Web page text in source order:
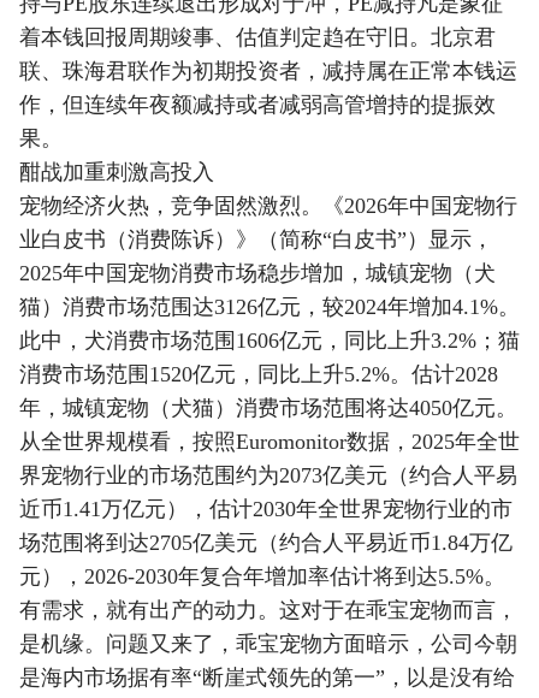
着本钱回报周期竣事、估值判定趋在守旧。北京君
联、珠海君联作为初期投资者，减持属在正常本钱运
作，但连续年夜额减持或者减弱高管增持的提振效
果。
酣战加重刺激高投入
宠物经济火热，竞争固然激烈。《2026年中国宠物行
业白皮书（消费陈诉）》（简称“白皮书”）显示，
2025年中国宠物消费市场稳步增加，城镇宠物（犬
猫）消费市场范围达3126亿元，较2024年增加4.1%。
此中，犬消费市场范围1606亿元，同比上升3.2%；猫
消费市场范围1520亿元，同比上升5.2%。估计2028
年，城镇宠物（犬猫）消费市场范围将达4050亿元。
从全世界规模看，按照Euromonitor数据，2025年全世
界宠物行业的市场范围约为2073亿美元（约合人平易
近币1.41万亿元），估计2030年全世界宠物行业的市
场范围将到达2705亿美元（约合人平易近币1.84万亿
元），2026-2030年复合年增加率估计将到达5.5%。
有需求，就有出产的动力。这对于在乖宝宠物而言，
是机缘。问题又来了，乖宝宠物方面暗示，公司今朝
是海内市场据有率“断崖式领先的第一”，以是没有给